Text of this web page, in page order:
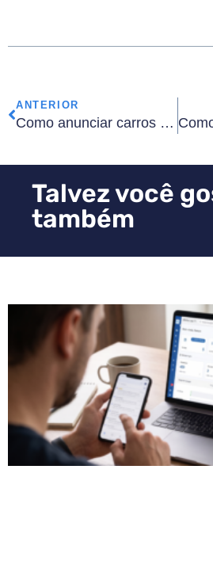
ANTERIOR
Como anunciar carros em vários sites sem perder tempo (ou informações)
Talvez você
também